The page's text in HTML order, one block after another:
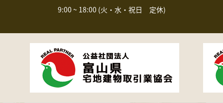
9:00 ~ 18:00 (火・水・祝日 定休)